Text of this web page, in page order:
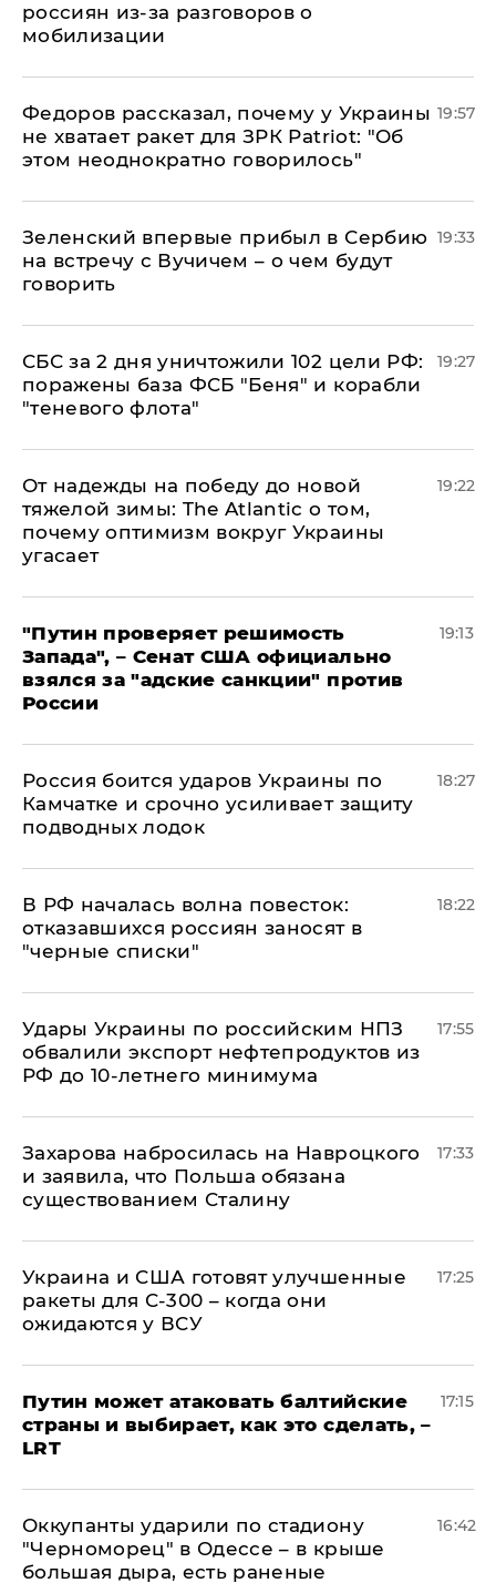
россиян из-за разговоров о
мобилизации
Федоров рассказал, почему у Украины
не хватает ракет для ЗРК Patriot: "Об
этом неоднократно говорилось"
19:57
Зеленский впервые прибыл в Сербию
на встречу с Вучичем – о чем будут
говорить
19:33
СБС за 2 дня уничтожили 102 цели РФ:
поражены база ФСБ "Беня" и корабли
"теневого флота"
19:27
От надежды на победу до новой
тяжелой зимы: The Atlantic о том,
почему оптимизм вокруг Украины
угасает
19:22
"Путин проверяет решимость
Запада", – Сенат США официально
взялся за "адские санкции" против
России
19:13
Россия боится ударов Украины по
Камчатке и срочно усиливает защиту
подводных лодок
18:27
​В РФ началась волна повесток:
отказавшихся россиян заносят в
"черные списки"
18:22
Удары Украины по российским НПЗ
обвалили экспорт нефтепродуктов из
РФ до 10-летнего минимума
17:55
​Захарова набросилась на Навроцкого
и заявила, что Польша обязана
существованием Сталину
17:33
Украина и США готовят улучшенные
ракеты для С-300 – когда они
ожидаются у ВСУ
17:25
Путин может атаковать балтийские
страны и выбирает, как это сделать, –
LRT
17:15
Оккупанты ударили по стадиону
"Черноморец" в Одессе – в крыше
большая дыра, есть раненые
16:42